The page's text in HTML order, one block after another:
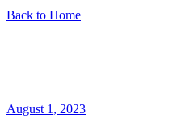
Back to Home
August 1, 2023